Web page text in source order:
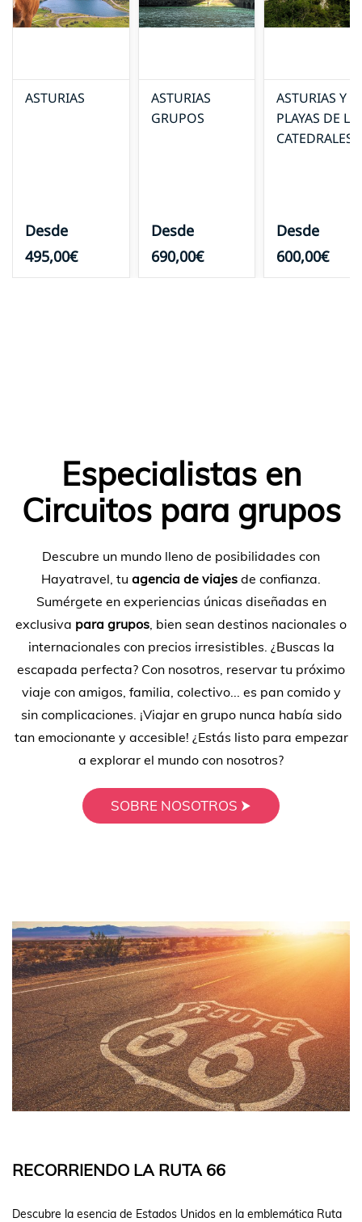
ASTURIAS
Desde
495,00€
ASTURIAS
GRUPOS
Desde
690,00€
ASTURIAS Y
PLAYAS DE
CATEDRALES
Desde
600,00€
Especialistas en
Circuitos para grupos
Descubre un mundo lleno de posibilidades con
Hayatravel, tu agencia de viajes de confianza.
Sumérgete en experiencias únicas diseñadas en
exclusiva para grupos, bien sean destinos nacionales o
internacionales con precios irresistibles. ¿Buscas la
escapada perfecta? Con nosotros, reservar tu próximo
viaje con amigos, familia, colectivo... es pan comido y
sin complicaciones. ¡Viajar en grupo nunca había sido
tan emocionante y accesible! ¿Estás listo para empezar
a explorar el mundo con nosotros?
SOBRE NOSOTROS ⮞
RECORRIENDO LA RUTA 66
Descubre la esencia de Estados Unidos en la emblemática Ruta